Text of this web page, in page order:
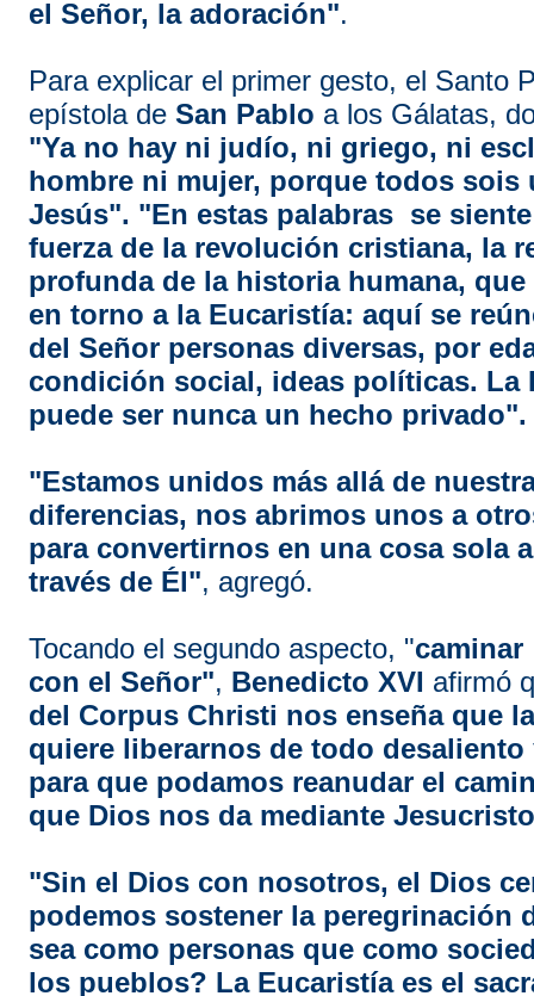
el Señor, la adoración".
Para explicar el primer gesto, el Santo
epístola de San Pablo a los Gálatas,
"Ya no hay ni judío, ni griego, ni
hombre ni mujer, porque todos sois
Jesús". "En estas palabras se
fuerza de la revolución cristiana, la
profunda de la historia humana, que
en torno a la Eucaristía: aquí se
del Señor personas diversas, por
condición social, ideas políticas. La
puede ser nunca un hecho privado".
"Estamos unidos más allá de
diferencias, nos abrimos unos a
para convertirnos en una cosa sola a
través de Él", agregó.
Tocando el segundo aspecto, "caminar
con el Señor", Benedicto XVI afirmó
del Corpus Christi nos enseña que
quiere liberarnos de todo desaliento
para que podamos reanudar el
que Dios nos da mediante
"Sin el Dios con nosotros, el Dios
podemos sostener la peregrinación
sea como personas que como
los pueblos? La Eucaristía es el